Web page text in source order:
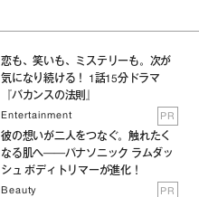
恋も、笑いも、ミステリーも。次が
気になり続ける！ 1話15分ドラマ
『バカンスの法則』
Entertainment PR
彼の想いが二人をつなぐ。触れたく
なる肌へ──パナソニック ラムダッ
シュ ボディトリマーが進化！
Beauty PR